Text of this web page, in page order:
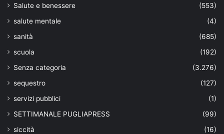
Salute e benessere
(553)
salute mentale
(4)
sanità
(685)
scuola
(192)
Senza categoria
(3.276)
sequestro
(127)
servizi pubblici
(1)
SETTIMANALE PUGLIAPRESS
(99)
siccità
(16)